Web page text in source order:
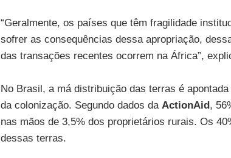
“Geralmente, os países que têm fragilidade
sofrer as consequências dessa apropriação,
das transações recentes ocorrem na África”,
No Brasil, a má distribuição das terras é
da colonização. Segundo dados da ActionAid,
nas mãos de 3,5% dos proprietários rurais. Os
dessas terras.